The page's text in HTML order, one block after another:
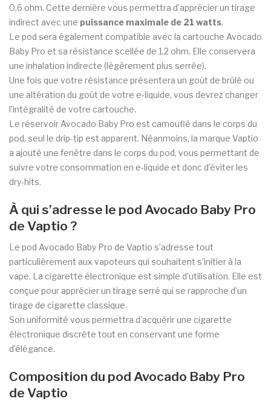
0,6 ohm. Cette dernière vous permettra d’apprécier un tirage
indirect avec une puissance maximale de 21 watts.
Le pod sera également compatible avec la cartouche Avocado
Baby Pro et sa résistance scellée de 1,2 ohm. Elle conservera
une inhalation indirecte (légèrement plus serrée).
Une fois que votre résistance présentera un goût de brûlé ou
une altération du goût de votre e-liquide, vous devrez changer
l’intégralité de votre cartouche.
Le réservoir Avocado Baby Pro est camouflé dans le corps du
pod, seul le drip-tip est apparent. Néanmoins, la marque Vaptio
a ajouté une fenêtre dans le corps du pod, vous permettant de
suivre votre consommation en e-liquide et donc d’éviter les
dry-hits.
À qui s’adresse le pod Avocado Baby Pro
de Vaptio ?
Le pod Avocado Baby Pro de Vaptio s’adresse tout
particulièrement aux vapoteurs qui souhaitent s’initier à la
vape. La cigarette électronique est simple d’utilisation. Elle est
conçue pour apprécier un tirage serré qui se rapproche d’un
tirage de cigarette classique.
Son uniformité vous permettra d’acquérir une cigarette
électronique discrète tout en conservant une forme
d’élégance.
Composition du pod Avocado Baby Pro
de Vaptio